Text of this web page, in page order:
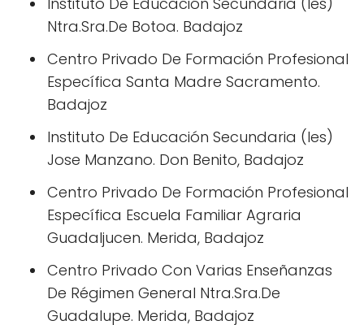
Ntra.Sra.De Botoa. Badajoz
Centro Privado De Formación Profesional
Específica Santa Madre Sacramento.
Badajoz
Instituto De Educación Secundaria (Ies)
Jose Manzano. Don Benito, Badajoz
Centro Privado De Formación Profesional
Específica Escuela Familiar Agraria
Guadaljucen. Merida, Badajoz
Centro Privado Con Varias Enseñanzas
De Régimen General Ntra.Sra.De
Guadalupe. Merida, Badajoz